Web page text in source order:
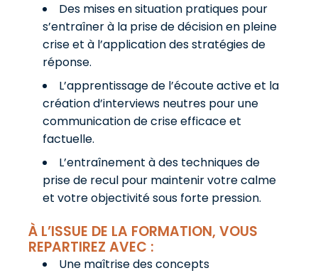
Des mises en situation pratiques pour
s’entraîner à la prise de décision en pleine
crise et à l’application des stratégies de
réponse.
L’apprentissage de l’écoute active et la
création d’interviews neutres pour une
communication de crise efficace et
factuelle.
L’entraînement à des techniques de
prise de recul pour maintenir votre calme
et votre objectivité sous forte pression.
À L’ISSUE DE LA FORMATION, VOUS
REPARTIREZ AVEC :
Une maîtrise des concepts